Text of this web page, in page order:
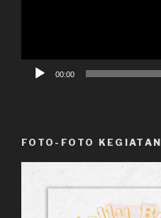
00:00
FOTO-FOTO KEGIATAN